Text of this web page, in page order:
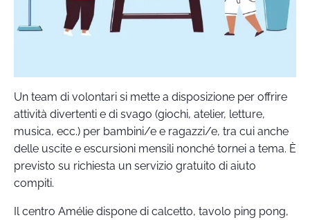
Un team di volontari si mette a disposizione per offrire
attività divertenti e di svago (giochi, atelier, letture,
musica, ecc.) per bambini/e e ragazzi/e, tra cui anche
delle uscite e escursioni mensili nonché tornei a tema. È
previsto su richiesta un servizio gratuito di aiuto
compiti.
Il centro Amélie dispone di calcetto, tavolo ping pong,